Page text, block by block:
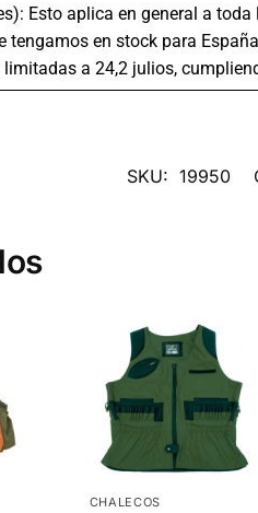
Esto aplica en general a
tengamos en stock para
a 24,2 julios,
SKU: 19950
CHALECOS